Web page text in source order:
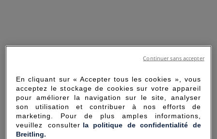
En cliquant sur « Accepter tous les cookies », vous
acceptez le stockage de cookies sur votre appareil
pour améliorer la navigation sur le site, analyser
son utilisation et contribuer à nos efforts de
marketing. Pour de plus amples informations,
veuillez consulter la politique de confidentialité de
Breitling.
Continuer sans accepter